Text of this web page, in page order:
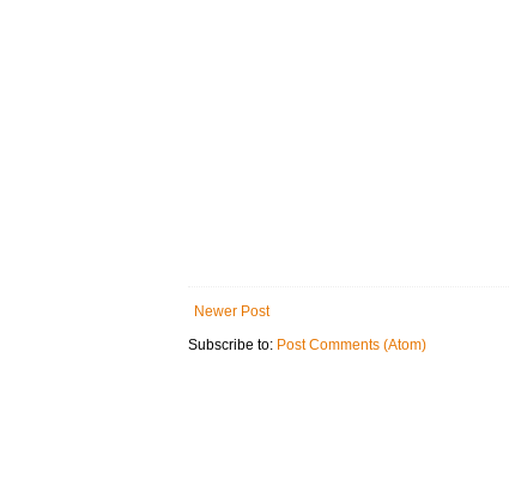
Newer Post
Subscribe to: Post Comments (Atom)